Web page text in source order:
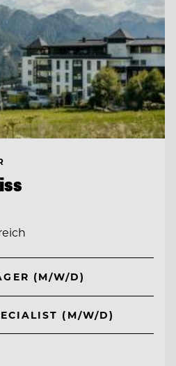
(M/W/D)
(M/W/D)